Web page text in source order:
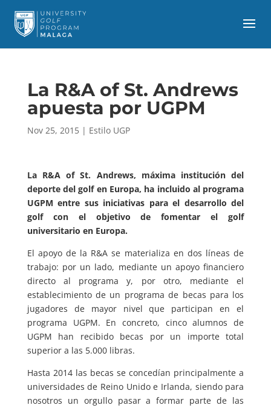
La R&A of St. Andrews
apuesta por UGPM
Nov 25, 2015| Estilo UGP
La R&A of St. Andrews, máxima institución del
deporte del golf en Europa, ha incluido al programa
UGPM entre sus iniciativas para el desarrollo del
golf con el objetivo de fomentar el golf
universitario en Europa.
El apoyo de la R&A se materializa en dos líneas de
trabajo: por un lado, mediante un apoyo financiero
directo al programa y, por otro, mediante el
establecimiento de un programa de becas para los
jugadores de mayor nivel que participan en el
programa UGPM. En concreto, cinco alumnos de
UGPM han recibido becas por un importe total
superior a las 5.000 libras.
Hasta 2014 las becas se concedían principalmente a
universidades de Reino Unido e Irlanda, siendo para
nosotros un orgullo pasar a formar parte de las